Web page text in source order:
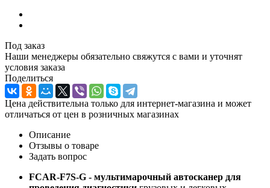
Под заказ
Наши менеджеры обязательно свяжутся с вами и уточнят
условия заказа
Поделиться
Цена действительна только для интернет-магазина и может
отличаться от цен в розничных магазинах
Описание
Отзывы о товаре
Задать вопрос
FCAR-F7S-G - мультимарочный автосканер для